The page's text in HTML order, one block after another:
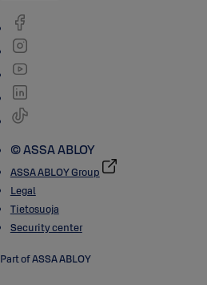
© ASSA ABLOY
ASSA ABLOY Group
Legal
Tietosuoja
Security center
Part of ASSA ABLOY